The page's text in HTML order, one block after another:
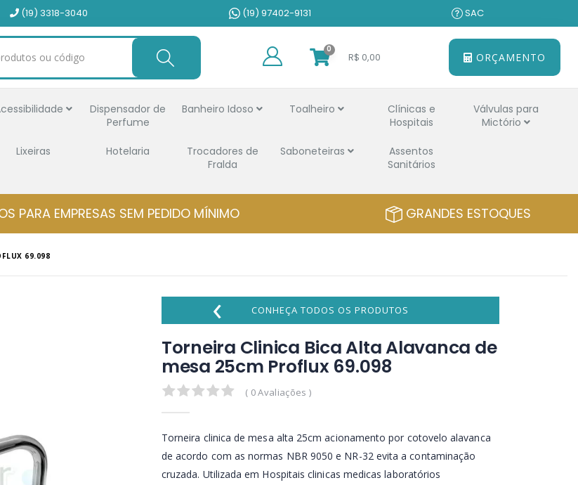
(19) 3318-3040 (19) 97402-9131 SAC
0
R$ 0,00 ORÇAMENTO
Dispensador de
Perfume
Banheiro Idoso Toalheiro
Clínicas e
Hospitais
Válvulas para
Mictório
Lixeiras Hotelaria
Trocadores de
Fralda
Saboneteiras
Assentos
Sanitários
PARA EMPRESAS SEM PEDIDO MÍNIMO GRANDES ESTOQUES
69.098
‹ CONHEÇA TODOS OS PRODUTOS
Torneira Clinica Bica Alta Alavanca de
mesa 25cm Proflux 69.098
0.0
( 0 Avaliações )
Torneira clinica de mesa alta 25cm acionamento por cotovelo alavanca
de acordo com as normas NBR 9050 e NR-32 evita a contaminação
cruzada. Utilizada em Hospitais clinicas medicas laboratórios